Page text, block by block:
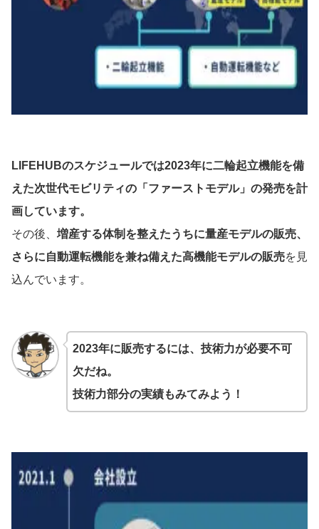
LIFEHUBのスケジュールでは2023年に二輪起立機能を備
えた次世代モビリティの「ファーストモデル」の発売を計
画しています。
その後、 増産する体制を整えたうちに量産モデルの販売、
さらに自動運転機能を兼ね備えた高機能モデルの販売を見
込んでいます。
2023年に販売するには、技術力が必要不可
欠だね。
技術力部分の実績もみてみよう！